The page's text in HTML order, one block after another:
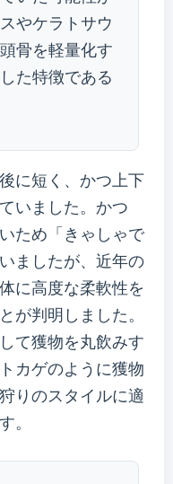
やケラトサウ
骨を軽量化す
た特徴である
に短く、かつ上下
いました。かつ
ため「きゃしゃで
ましたが、近年の
に高度な柔軟性を
が判明しました。
て獲物を丸飲みす
カゲのように獲物
りのスタイルに適
。